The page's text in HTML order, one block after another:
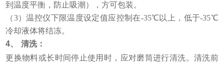
到温度平衡，防止吸潮），方可包装。
（3）温控仪下限温度设定值应控制在-35℃以上，低于-35℃
冷却液体将结冻。
4、
清洗：
更换物料或长时间停止使用时，应对磨筒进行清洗。清洗前